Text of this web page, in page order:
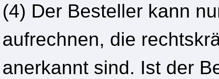
(4) Der Besteller kann
aufrechnen, die
anerkannt sind. Ist der